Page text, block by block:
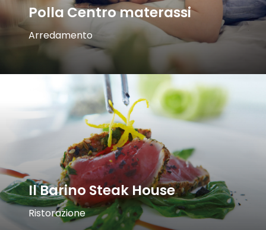
Polla Centro materassi
Arredamento
Il Barino Steak House
Ristorazione